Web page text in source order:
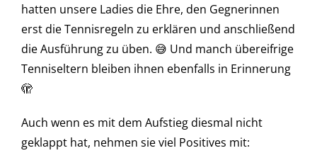
hatten unsere Ladies die Ehre, den Gegnerinnen
erst die Tennisregeln zu erklären und anschließend
die Ausführung zu üben. 😅 Und manch übereifrige
Tenniseltern bleiben ihnen ebenfalls in Erinnerung
🫣
Auch wenn es mit dem Aufstieg diesmal nicht
geklappt hat, nehmen sie viel Positives mit: